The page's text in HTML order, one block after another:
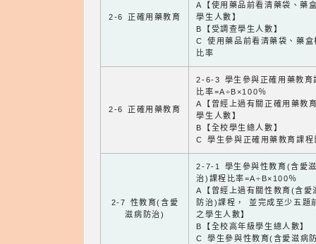
2-6 正確用藥教育
A【使用藥品前看清藥袋、藥
學生人數】
B【受調查學生人數】
C 使用藥品前看清藥袋、藥盒
比率
2-6 正確用藥教育
2-6-3 學生參與正確用藥教育
比率=A÷B×100％
A【曾經上過有關正確用藥教
學生人數】
B【全校學生總人數】
C 學生參與正確用藥教育課程
2-7 性教育(含愛
滋病防治)
2-7-1 學生參與性教育(含愛
治)課程比率=A÷B×100％
A【曾經上過有關性教育(含愛
防治)課程， 並完成至少五題
之學生人數】
B【全校高年級學生總人數】
C 學生參與性教育(含愛滋病